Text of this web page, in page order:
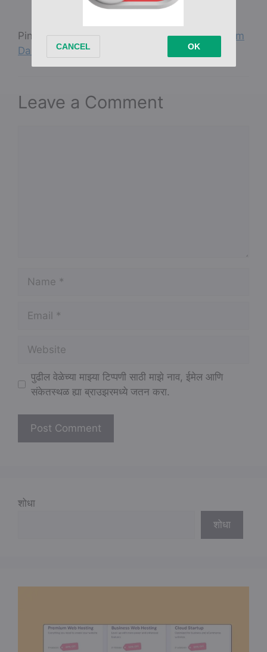
Pingback:Mother's Day Wishes in Marathi from
Daughter मुलीकडून मराठीत मातृदिनाच्या शुभेच्छा
Leave a Comment
पुढील वेळेच्या माझ्या टिप्पणी साठी माझे नाव, ईमेल आणि
संकेतस्थळ ह्या ब्राउझरमध्ये जतन करा.
शोधा
शोधा